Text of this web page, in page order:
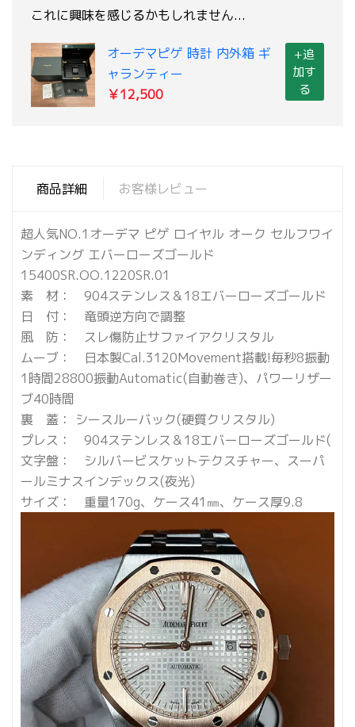
これに興味を感じるかもしれません...
オーデマピゲ 時計 内外箱 ギ
ャランティー
￥12,500
+追
加す
る
商品詳細 お客様レビュー
超人気NO.1オーデマ ピゲ ロイヤル オーク セルフワイ
ンディング エバーローズゴールド
15400SR.OO.1220SR.01
素 材： 904ステンレス＆18エバーローズゴールド
日 付： 竜頭逆方向で調整
風 防： スレ傷防止サファイアクリスタル
ムーブ： 日本製Cal.3120Movement搭載!毎秒8振動
1時間28800振動Automatic(自動巻き)、パワーリザー
ブ40時間
裏 蓋： シースルーバック(硬質クリスタル)
プレス： 904ステンレス＆18エバーローズゴールド(
文字盤： シルバービスケットテクスチャー、スーパ
ールミナスインデックス(夜光)
サイズ： 重量170g、ケース41㎜、ケース厚9.8